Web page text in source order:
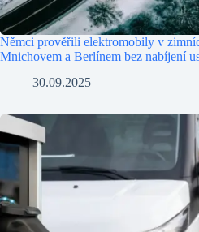
Němci prověřili elektromobily v
Mnichovem a Berlínem bez nabíjení
30.09.2025